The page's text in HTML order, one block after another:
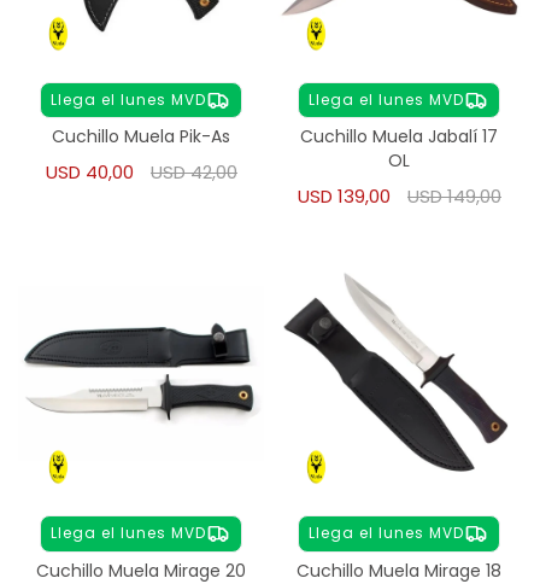
Llega el lunes MVD
Cuchillo Muela Pik-As
USD 40,00 USD42,00
Llega el lunes MVD
Cuchillo Muela Jabalí 17
OL
USD 139,00 USD149,00
Llega el lunes MVD
Cuchillo Muela Mirage 20
Llega el lunes MVD
Cuchillo Muela Mirage 18